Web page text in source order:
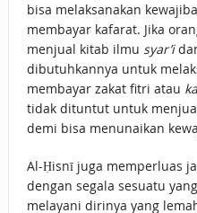
bisa melaksanakan
membayar kafarat. Jika
menjual kitab ilmu syar’i
dibutuhkannya untuk
membayar zakat fitri atau
tidak dituntut untuk
demi bisa menunaikan
Al-Ḥisnī juga memperluas
dengan segala sesuatu
melayani dirinya yang